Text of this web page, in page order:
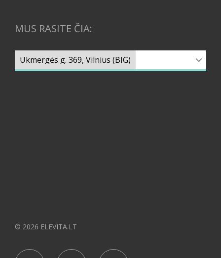
MUS RASITE ČIA:
© 2026 ELEVITA.LT